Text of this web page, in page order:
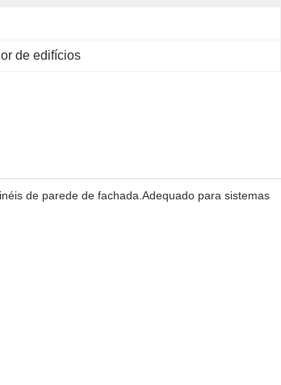
de edifícios
de parede de fachada.Adequado para sistemas